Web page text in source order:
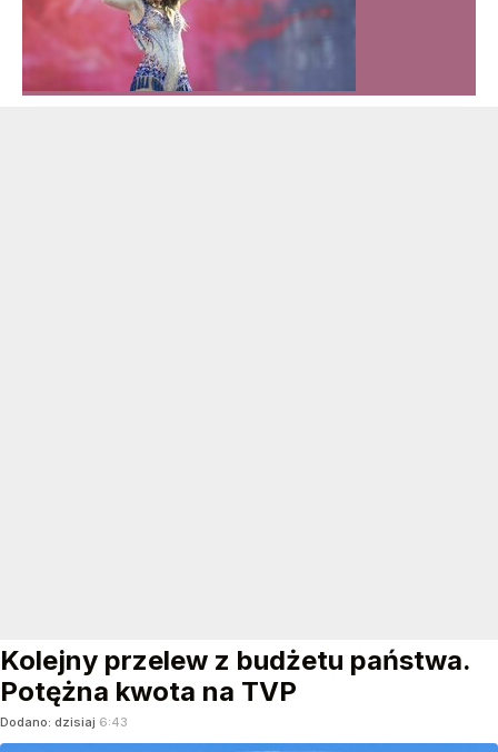
Kolejny przelew z budżetu państwa.
Potężna kwota na TVP
Dodano: dzisiaj 6:43